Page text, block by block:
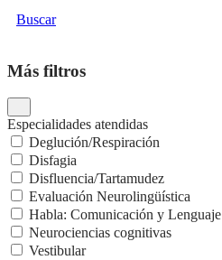
Buscar
Más filtros
Especialidades atendidas
Deglución/Respiración
Disfagia
Disfluencia/Tartamudez
Evaluación Neurolingüística
Habla: Comunicación y Lenguaje
Neurociencias cognitivas
Vestibular